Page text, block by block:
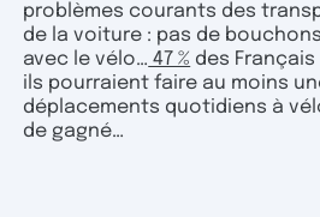
problèmes courants des
de la voiture : pas de
avec le vélo… 47 % des
ils pourraient faire au moins
déplacements quotidiens à
de gagné…